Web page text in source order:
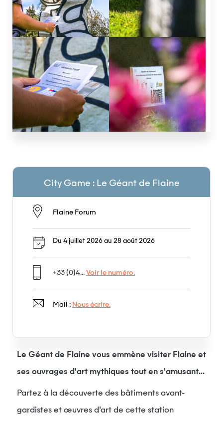
Le Géant de Flaine vous emmène visiter Flaine et
ses ouvrages d'art mythiques tout en s'amusant...
Partez à la découverte des bâtiments avant-
gardistes et œuvres d’art de cette station
City Game : Le Géant de Flaine
Flaine Forum
Du 4 juillet 2026 au 28 août 2026
+33 (0)4... Voir le numéro.
Mail : Nous écrire.